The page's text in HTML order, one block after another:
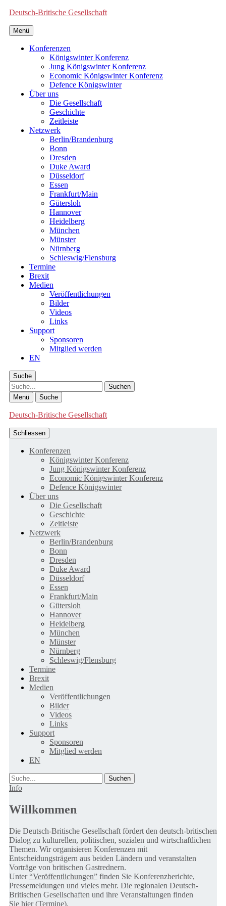
Deutsch-Britische Gesellschaft
Menü
Konferenzen
Königswinter Konferenz
Jung Königswinter Konferenz
Economic Königswinter Konferenz
Defence Königswinter
Über uns
Die Gesellschaft
Geschichte
Zeitleiste
Netzwerk
Berlin/Brandenburg
Bonn
Dresden
Duke Award
Düsseldorf
Essen
Frankfurt/Main
Gütersloh
Hannover
Heidelberg
München
Münster
Nürnberg
Schleswig/Flensburg
Termine
Brexit
Medien
Veröffentlichungen
Bilder
Videos
Links
Support
Sponsoren
Mitglied werden
EN
Suche
Suche
Menü Suche
Deutsch-Britische Gesellschaft
Schliessen
Konferenzen
Königswinter Konferenz
Jung Königswinter Konferenz
Economic Königswinter Konferenz
Defence Königswinter
Über uns
Die Gesellschaft
Geschichte
Zeitleiste
Netzwerk
Berlin/Brandenburg
Bonn
Dresden
Duke Award
Düsseldorf
Essen
Frankfurt/Main
Gütersloh
Hannover
Heidelberg
München
Münster
Nürnberg
Schleswig/Flensburg
Termine
Brexit
Medien
Veröffentlichungen
Bilder
Videos
Links
Support
Sponsoren
Mitglied werden
EN
Suche
Info
Willkommen
Die Deutsch-Britische Gesellschaft fördert den deutsch-britischen
Dialog zu kulturellen, politischen, sozialen und wirtschaftlichen
Themen. Wir organisieren Konferenzen mit
Entscheidungsträgern aus beiden Ländern und veranstalten
Vorträge von britischen Gastrednern.
Unter“Veröffentlichungen” finden Sie Konferenzberichte,
Pressemeldungen und vieles mehr. Die regionalen Deutsch-
Britischen Gesellschaften und ihre Veranstaltungen finden
Sie hier (Termine).